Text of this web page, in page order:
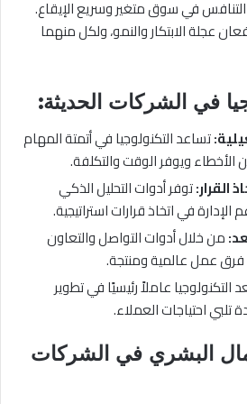
في سوق متغير وسريع الإيقاع.
عجلة الابتكار والنمو، ولكل منهما
في الشركات الحديثة:
تساعد التكنولوجيا في أتمتة المهام
الأخطاء ويوفر الوقت والتكلفة.
القرار:توفر أدوات التحليل الذكي
في اتخاذ قرارات استراتيجية.
من خلال أدوات التواصل والتعاون
عمل عالمية ومنتجة.
التكنولوجيا عاملاً رئيسيًا في تطوير
احتياجات العملاء.
البشري في الشركات